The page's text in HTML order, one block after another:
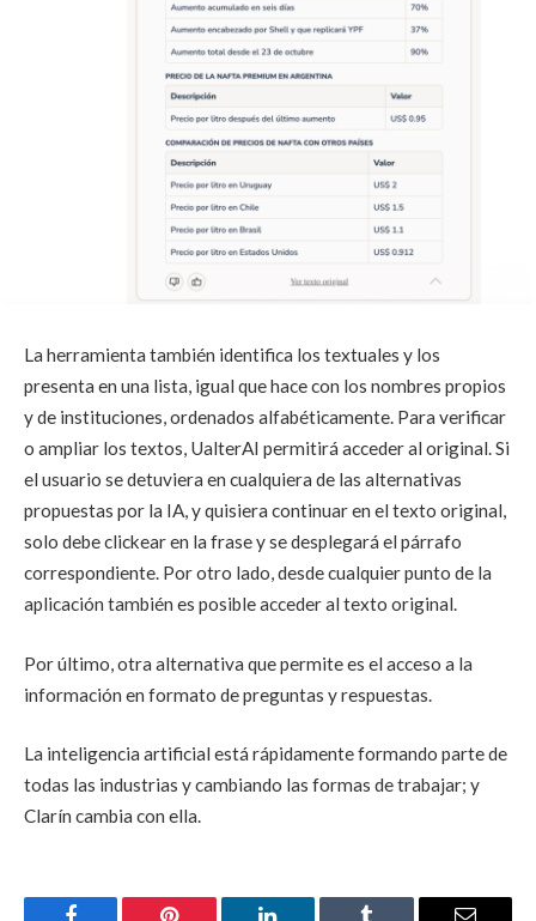
La herramienta también identifica los textuales y los
presenta en una lista, igual que hace con los nombres propios
y de instituciones, ordenados alfabéticamente. Para verificar
o ampliar los textos, UalterAI permitirá acceder al original. Si
el usuario se detuviera en cualquiera de las alternativas
propuestas por la IA, y quisiera continuar en el texto original,
solo debe clickear en la frase y se desplegará el párrafo
correspondiente. Por otro lado, desde cualquier punto de la
aplicación también es posible acceder al texto original.
Por último, otra alternativa que permite es el acceso a la
información en formato de preguntas y respuestas.
La inteligencia artificial está rápidamente formando parte de
todas las industrias y cambiando las formas de trabajar; y
Clarín cambia con ella.